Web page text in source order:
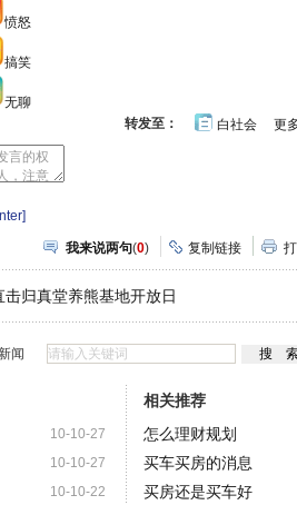
愤怒
搞笑
无聊
更
转发至： 白社会
我来说两句(0) 复制链接
击归真堂养熊基地开放日
闻
10-10-27
10-10-27
10-10-22
相关推荐
怎么理财规划
买车买房的消息
买房还是买车好